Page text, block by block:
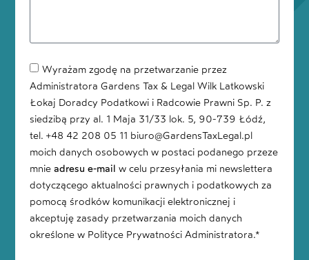
Wyrażam zgodę na przetwarzanie przez
Administratora Gardens Tax & Legal Wilk Latkowski
Łokaj Doradcy Podatkowi i Radcowie Prawni Sp. P. z
siedzibą przy al. 1 Maja 31/33 lok. 5, 90-739 Łódź,
tel. +48 42 208 05 11 biuro@GardensTaxLegal.pl
moich danych osobowych w postaci podanego przeze
mnie adresu e-mail w celu przesyłania mi newslettera
dotyczącego aktualności prawnych i podatkowych za
pomocą środków komunikacji elektronicznej i
akceptuję zasady przetwarzania moich danych
określone w Polityce Prywatności Administratora.*